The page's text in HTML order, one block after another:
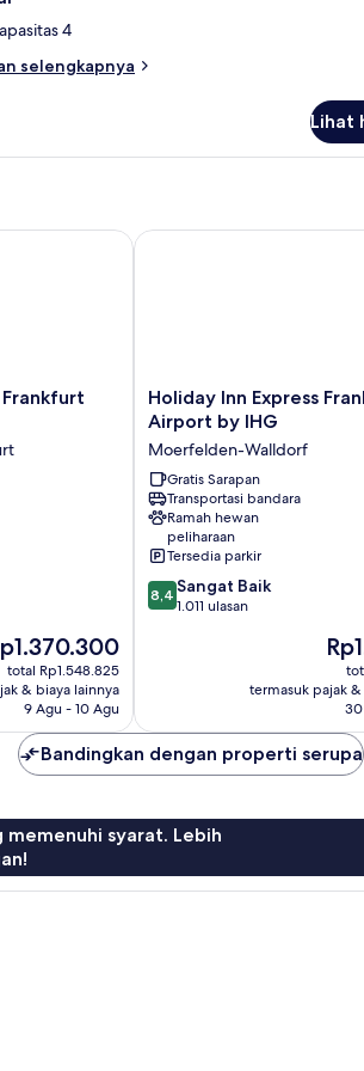
4
selengkapnya
Lihat
Frankfurt
total Rp1.548.825
& biaya lainnya
9 Agu - 10 Agu
Airport Hotel
Holiday
Inn
Express
Frankfurt
Airport
by
IHG
Moerfelden-
Walldorf
Holiday Inn Express
Airport by IHG
Moerfelden-Walldorf
Gratis Sarapan
Transportasi bandara
Ramah hewan
peliharaan
Tersedia parkir
8.4
dari
8,4 Sangat Baik
1.011 ulasan
termasuk pajak
30
Holiday Inn Express
Bandingkan dengan properti serupa
syarat. Lebih